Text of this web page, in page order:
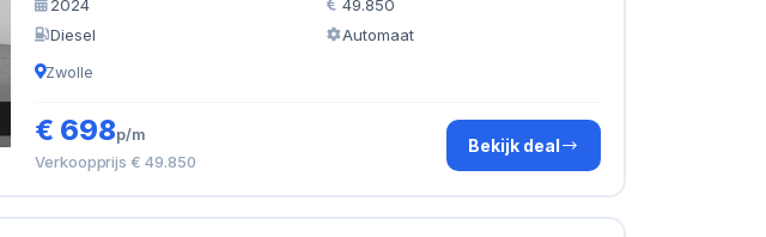
2024
49.850
Diesel
Automaat
Zwolle
€ 698p/m
Verkoopprijs € 49.850
Bekijk deal